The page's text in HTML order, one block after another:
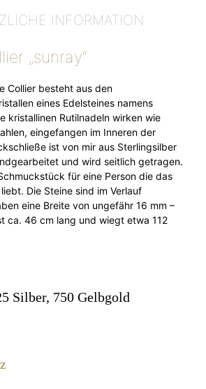
INFORMATION
„sunray“
Collier besteht aus den
eines Edelsteines namens
kristallinen Rutilnadeln wirken wie
eingefangen im Inneren der
ist von mir aus Sterlingsilber
und wird seitlich getragen.
für eine Person die das
Die Steine sind im Verlauf
eine Breite von ungefähr 16 mm –
ca. 46 cm lang und wiegt etwa 112
Silber, 750 Gelbgold